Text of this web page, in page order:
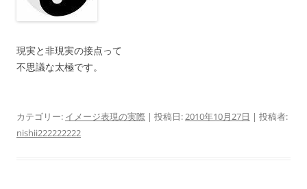
現実と非現実の接点って
不思議な太極です。
カテゴリー: イメージ表現の実際 | 投稿日:2010年10月27日 | 投稿者:
nishii222222222